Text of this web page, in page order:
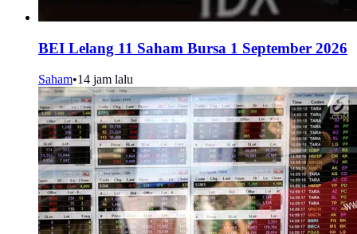
BEI Lelang 11 Saham Bursa 1 September 2026
Saham•14 jam lalu